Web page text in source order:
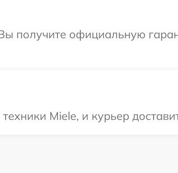
получите официальную
Miele, и курьер